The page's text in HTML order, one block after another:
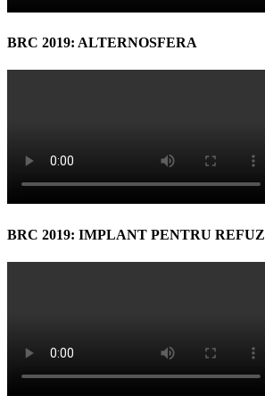
BRC 2019: ALTERNOSFERA
BRC 2019: IMPLANT PENTRU REFUZ